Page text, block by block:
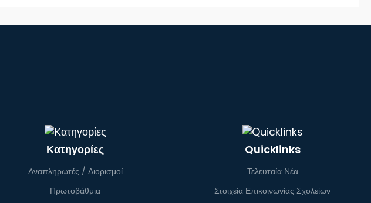
Κατηγορίες
Αναπληρωτές / Διορισμοί
Πρωτοβάθμια
Quicklinks
Τελευταία Νέα
Στοιχεία Επικοινωνίας Σχολείων